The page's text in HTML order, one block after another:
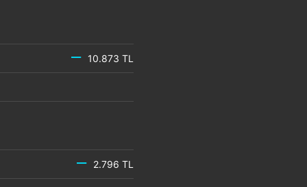
10.873 TL
2.796 TL